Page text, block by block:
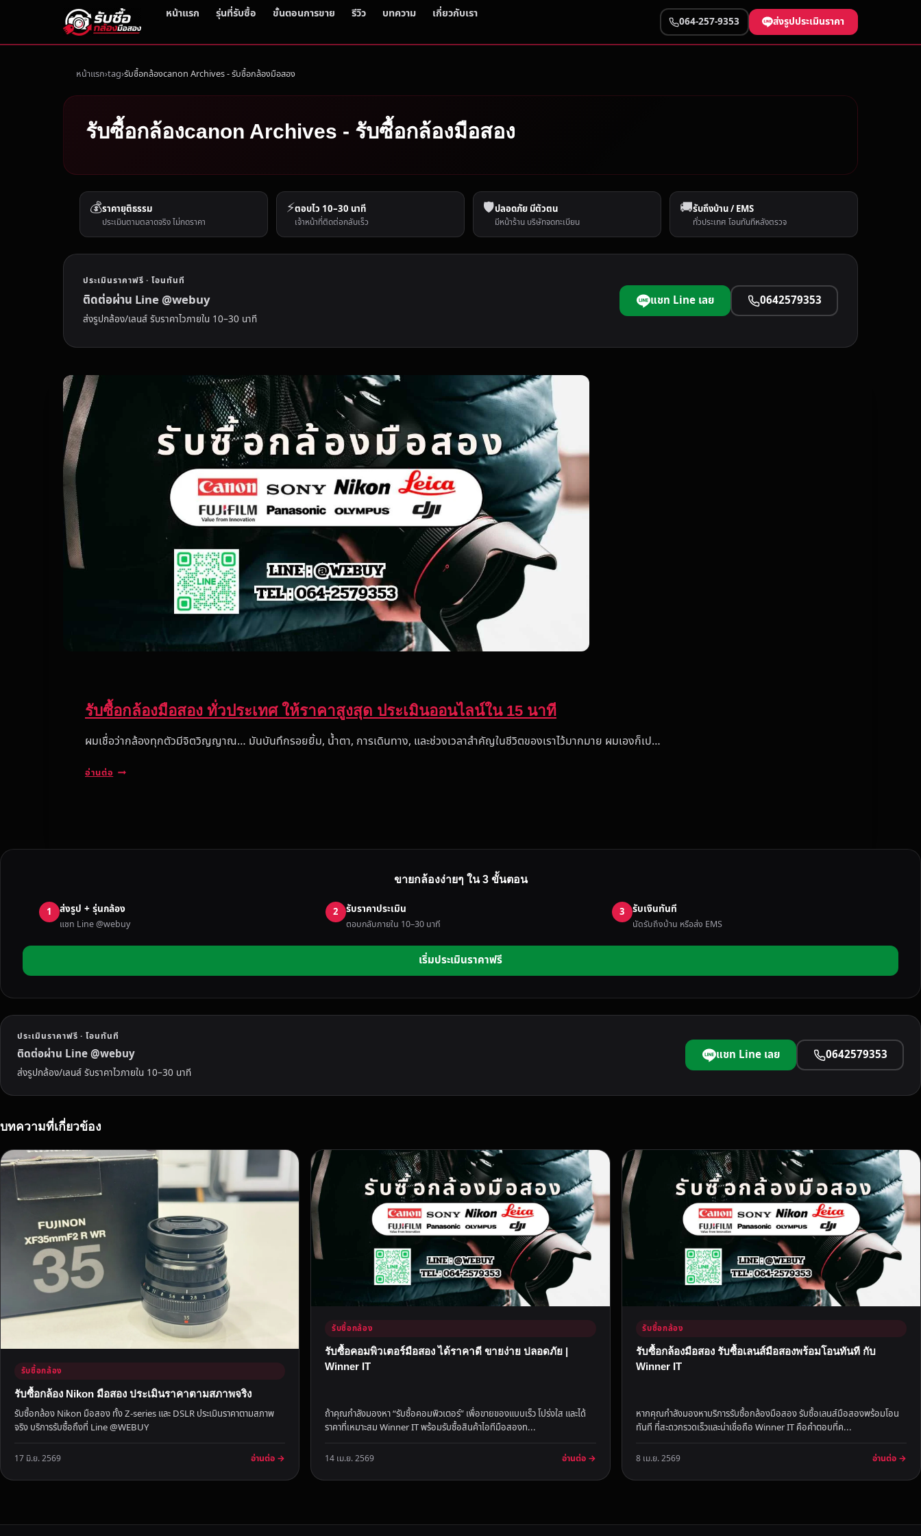
หน้าแรก รุ่นที่รับซื้อ ขั้นตอนการขาย รีวิว บทความ เกี่ยวกับเรา
064-257-9353 ส่งรูปประเมินราคา
หน้าแรก tag รับซื้อกล้องcanon Archives - รับซื้อกล้องมือสอง
รับซื้อกล้องcanon Archives - รับซื้อกล้องมือสอง
💰ราคายุติธรรม
ประเมินตามตลาดจริง ไม่กดราคา
⚡ตอบไว 10–30 นาที
เจ้าหน้าที่ติดต่อกลับเร็ว
🛡️ปลอดภัย มีตัวตน
มีหน้าร้าน บริษัทจดทะเบียน
🚚รับถึงบ้าน / EMS
ทั่วประเทศ โอนทันทีหลังตรวจ
ประเมินราคาฟรี · โอนทันที
ติดต่อผ่าน Line @webuy
ส่งรูปกล้อง/เลนส์ รับราคาไวภายใน 10–30 นาที
แชท Line เลย 0642579353
รับซื้อกล้องมือสอง ทั่วประเทศ ให้ราคาสูงสุด ประเมินออนไลน์ใน 15 นาที
ผมเชื่อว่ากล้องทุกตัวมีจิตวิญญาณ… มันบันทึกรอยยิ้ม, น้ำตา, การเดินทาง, และช่วงเวลาสำคัญในชีวิตของเราไว้มากมาย ผมเองก็เป…
อ่านต่อ
ล้
อ
ส
อ
ทั่
ะ
เ
ท
า
ค
เ
อ
ไ
ล
น์
ใ
1
า
ขายกล้องง่ายๆ ใน 3 ขั้นตอน
1 ส่งรูป + รุ่นกล้อง
แชท Line @webuy
2 รับราคาประเมิน
ตอบกลับภายใน 10–30 นาที
3 รับเงินทันที
นัดรับถึงบ้าน หรือส่ง EMS
เริ่มประเมินราคาฟรี
ประเมินราคาฟรี · โอนทันที
ติดต่อผ่าน Line @webuy
ส่งรูปกล้อง/เลนส์ รับราคาไวภายใน 10–30 นาที
แชท Line เลย 0642579353
บทความที่เกี่ยวข้อง
รับซื้อกล้อง
รับซื้อกล้อง Nikon มือสอง ประเมินราคาตามสภาพจริง
รับซื้อกล้อง Nikon มือสอง ทั้ง Z-series และ DSLR ประเมินราคาตามสภาพ
จริง บริการรับซื้อถึงที่ Line @WEBUY
17 มิ.ย. 2569 อ่านต่อ →
รับซื้อกล้อง
รับซื้อคอมพิวเตอร์มือสอง ได้ราคาดี ขายง่าย ปลอดภัย |
Winner IT
ถ้าคุณกำลังมองหา “รับซื้อคอมพิวเตอร์” เพื่อขายของแบบเร็ว โปร่งใส และได้
ราคาที่เหมาะสม Winner IT พร้อมรับซื้อสินค้าไอทีมือสองท...
14 เม.ย. 2569 อ่านต่อ →
รับซื้อกล้อง
รับซื้อกล้องมือสอง รับซื้อเลนส์มือสองพร้อมโอนทันที กับ
Winner IT
หากคุณกำลังมองหาบริการรับซื้อกล้องมือสอง รับซื้อเลนส์มือสองพร้อมโอน
ทันที ที่สะดวกรวดเร็วและน่าเชื่อถือ Winner IT คือคำตอบที่ค...
8 เม.ย. 2569 อ่านต่อ →